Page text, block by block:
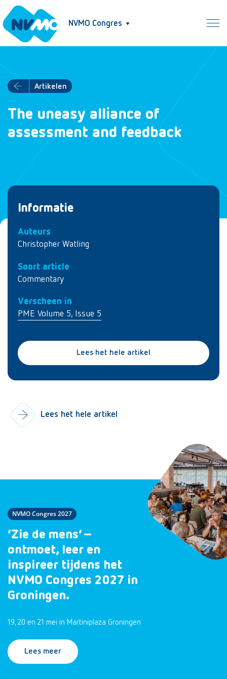
NVMO Congres
Artikelen
The uneasy alliance of
assessment and feedback
Informatie
Auteurs
Christopher Watling
Soort article
Commentary
Verscheen in
PME Volume 5, Issue 5
Lees het hele artikel
Lees het hele artikel
NVMO Congres 2027
‘Zie de mens’ –
ontmoet, leer en
inspireer tijdens het
NVMO Congres 2027 in
Groningen.
19, 20 en 21 mei in Martiniplaza Groningen
Lees meer